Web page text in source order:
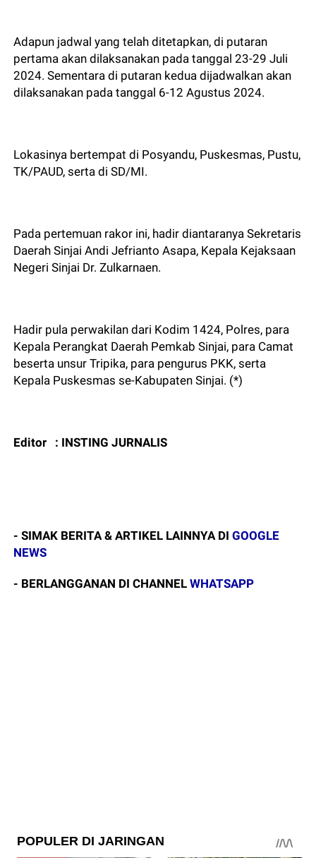
Adapun jadwal yang telah ditetapkan, di putaran
pertama akan dilaksanakan pada tanggal 23-29 Juli
2024. Sementara di putaran kedua dijadwalkan akan
dilaksanakan pada tanggal 6-12 Agustus 2024.
Lokasinya bertempat di Posyandu, Puskesmas, Pustu,
TK/PAUD, serta di SD/MI.
Pada pertemuan rakor ini, hadir diantaranya Sekretaris
Daerah Sinjai Andi Jefrianto Asapa, Kepala Kejaksaan
Negeri Sinjai Dr. Zulkarnaen.
Hadir pula perwakilan dari Kodim 1424, Polres, para
Kepala Perangkat Daerah Pemkab Sinjai, para Camat
beserta unsur Tripika, para pengurus PKK, serta
Kepala Puskesmas se-Kabupaten Sinjai. (*)
Editor : INSTING JURNALIS
- SIMAK BERITA & ARTIKEL LAINNYA DIGOOGLE
NEWS
- BERLANGGANAN DI CHANNELWHATSAPP